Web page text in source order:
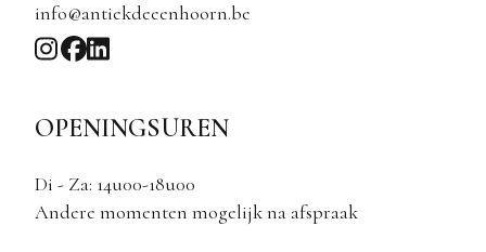
info@antiekdeeenhoorn.be
OPENINGSUREN
Di - Za: 14u00-18u00
Andere momenten mogelijk na afspraak